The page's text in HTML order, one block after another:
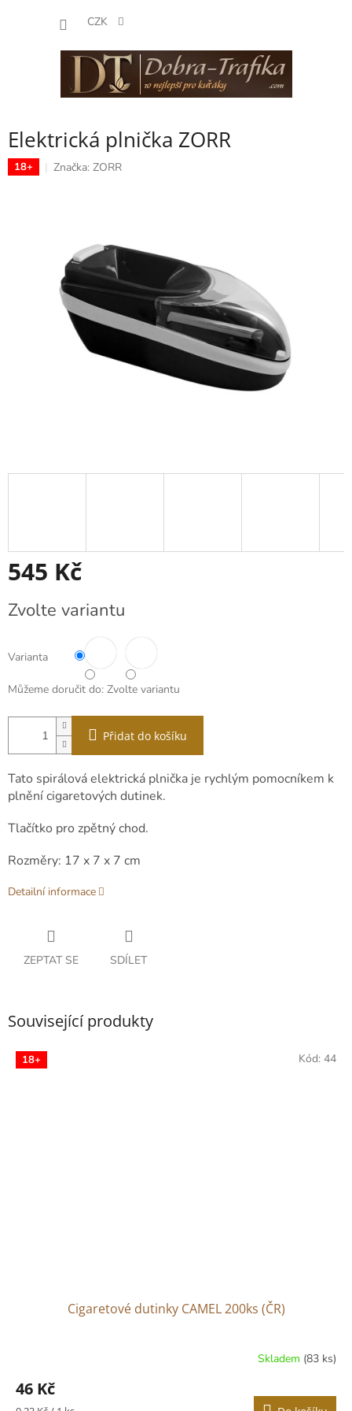
CZK
Elektrická plnička ZORR
18+ Značka: ZORR
545 Kč
cena:
Zvolte variantu
Varianta
Můžeme doručit do: Zvolte variantu
Přidat do košíku
Tato spirálová elektrická plnička je rychlým pomocníkem k
plnění cigaretových dutinek.
Tlačítko pro zpětný chod.
Rozměry: 17 x 7 x 7 cm
Detailní informace
ZEPTAT SE SDÍLET
Související produkty
18+
Cigaretové dutinky CAMEL 200ks (ČR)
Skladem (83 ks)
46 Kč
Kód: 44